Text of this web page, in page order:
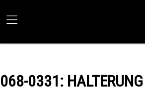
068-0331: HALTERUNG